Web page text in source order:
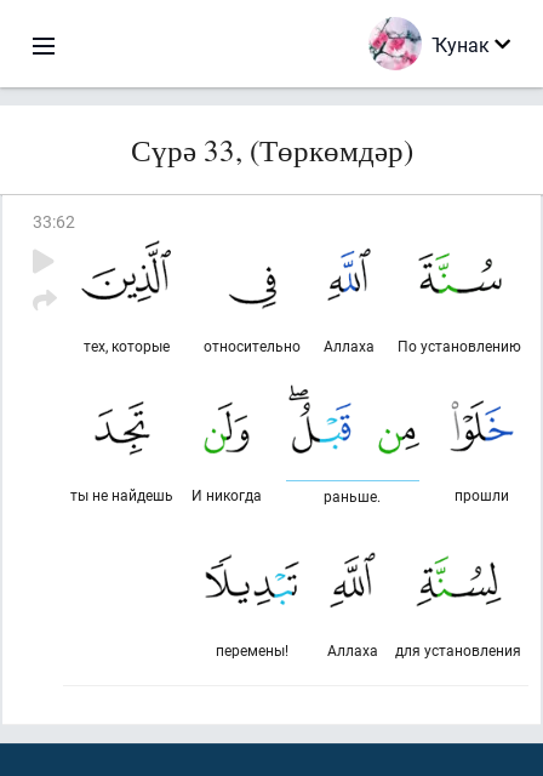
Ҡунак
Сүрә 33, (Төркөмдәр)
33:62
По установлению
Аллаха
относительно
тех, которые
прошли
раньше.
И никогда
ты не найдешь
для установления
Аллаха
перемены!